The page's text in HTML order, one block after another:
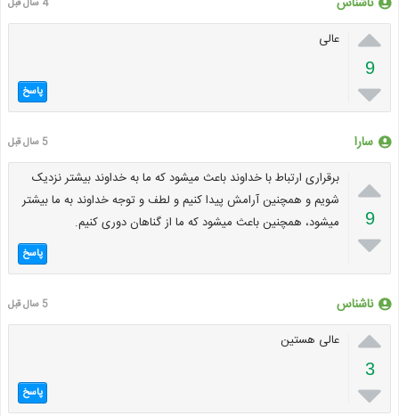
4 سال قبل

9

عالی
پاسخ
سارا 5 سال قبل

9

برقراری ارتباط با خداوند باعث میشود که ما به خداوند بیشتر نزدیک
شویم و همچنین آرامش پیدا کنیم و لطف و توجه خداوند به ما بیشتر
میشود، همچنین باعث میشود که ما از گناهان دوری کنیم.
پاسخ
ناشناس 5 سال قبل

3

عالی هستین
پاسخ